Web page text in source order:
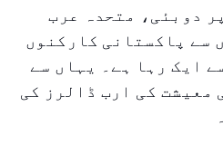
دوبئی، متحدہ عرب
سے پاکستانی کارکنوں
ایک رہا ہے۔ یہاں سے
معیشت کی ارب ڈالرز کی